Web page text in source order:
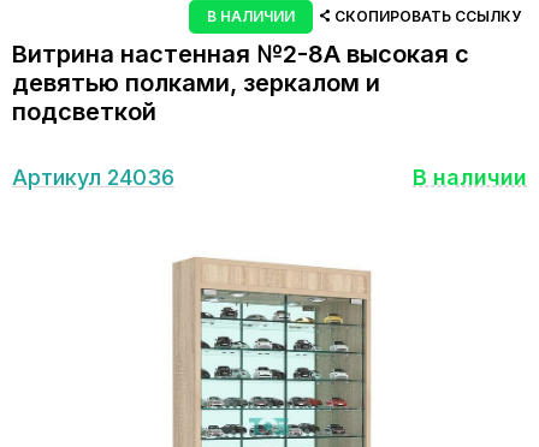
В НАЛИЧИИ СКОПИРОВАТЬ ССЫЛКУ
Витрина настенная №2-8А высокая с
девятью полками, зеркалом и
подсветкой
Артикул 24036 В наличии